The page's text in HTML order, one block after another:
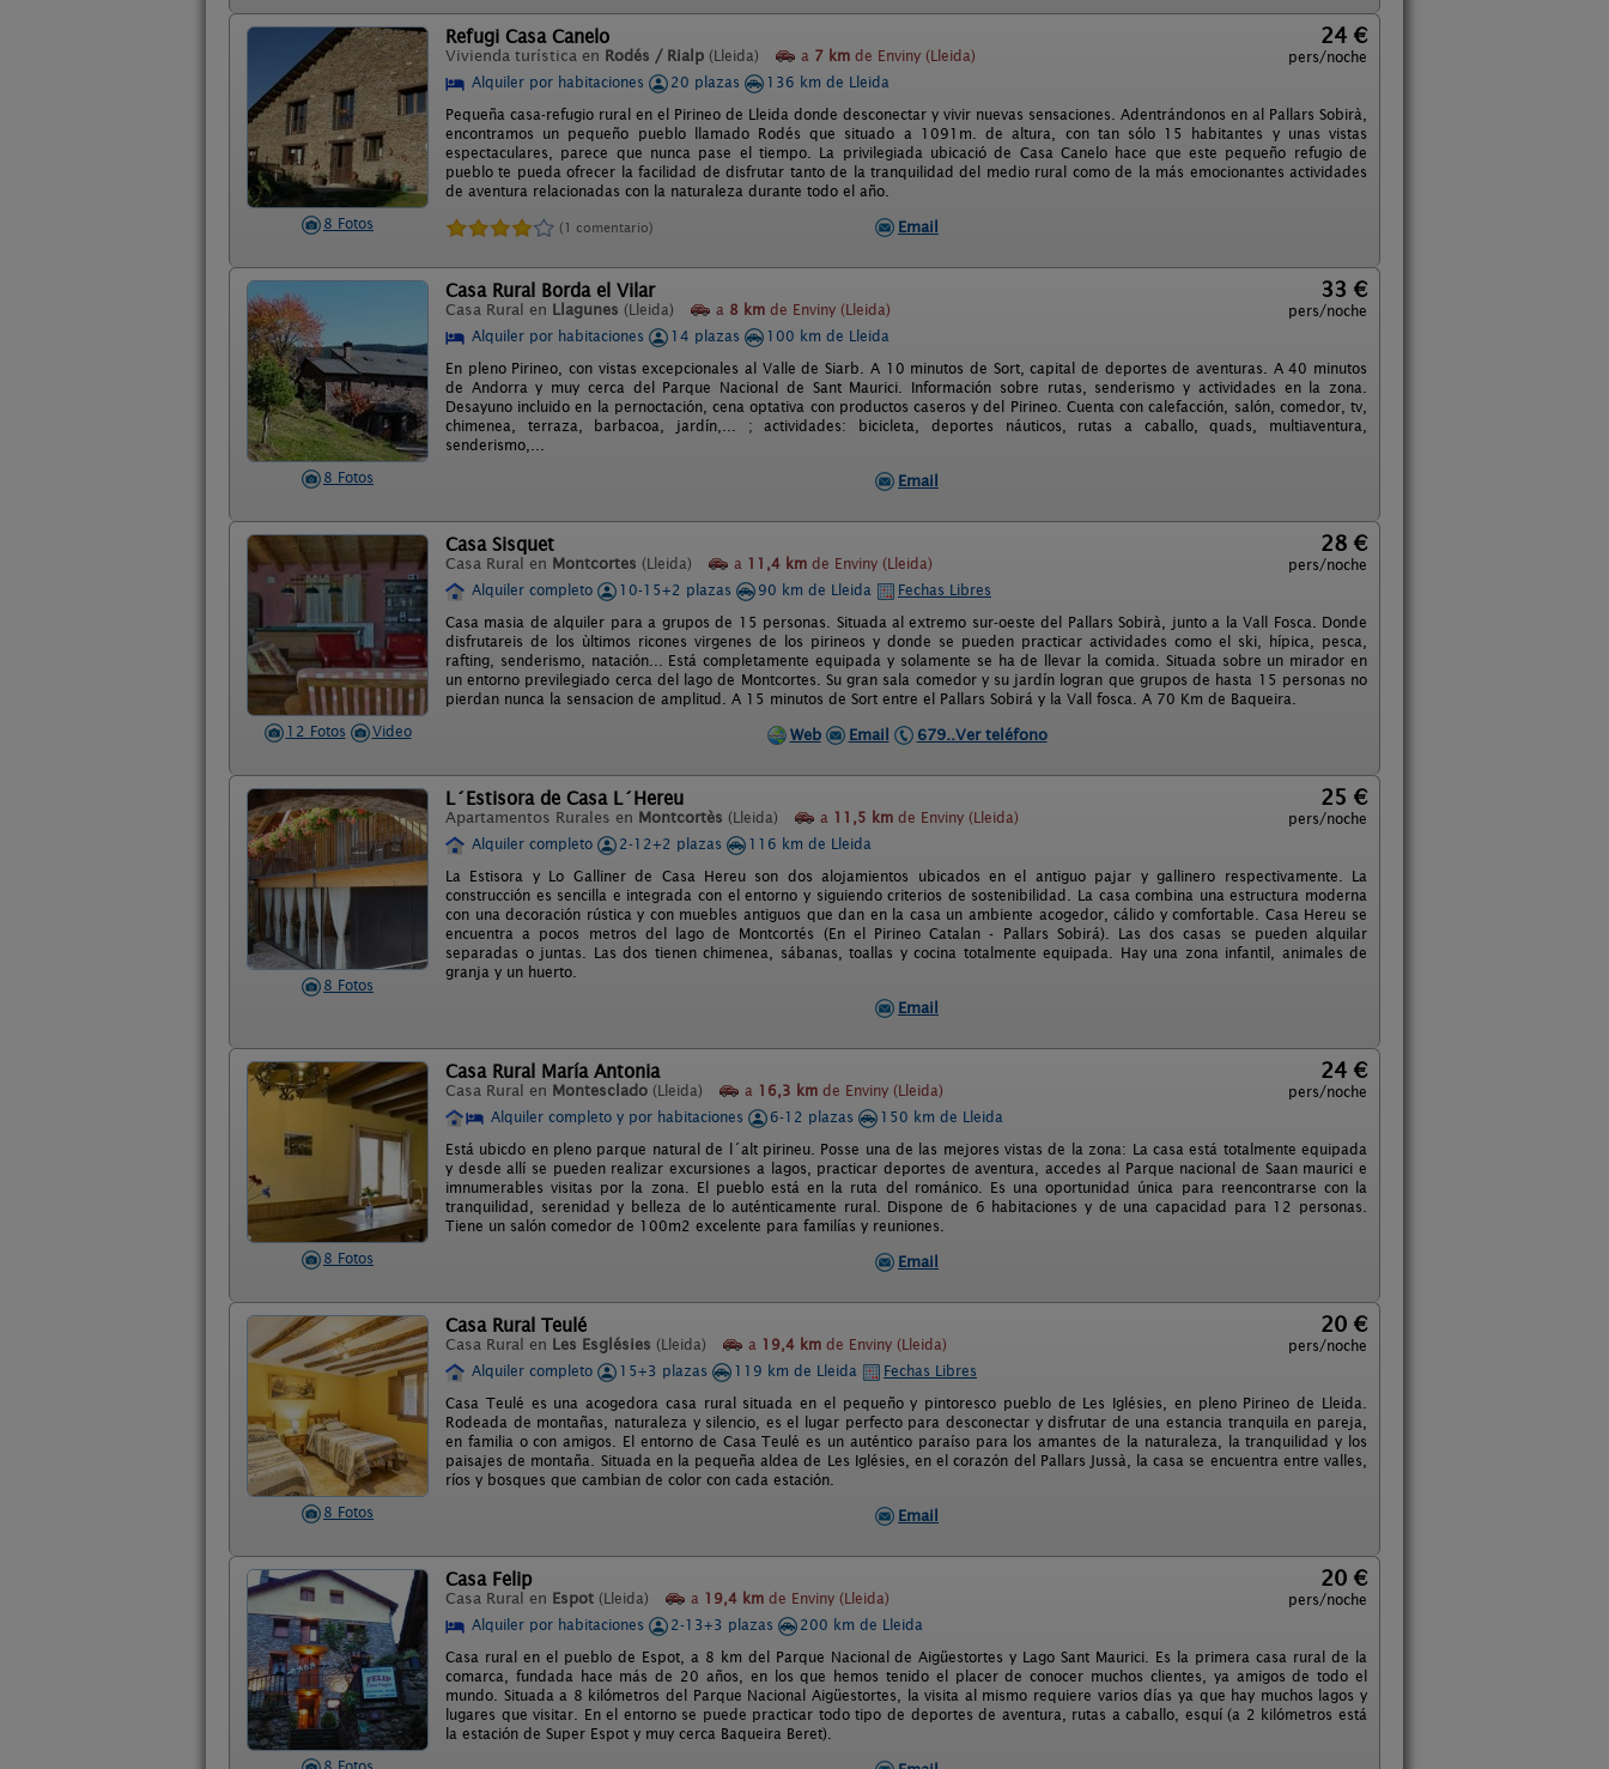
8 Fotos
Refugi Casa Canelo
Vivienda turística en Rodés / Rialp (Lleida) a 7 km de Enviny (Lleida)
24 €
pers/noche
Alquiler por habitaciones
20 plazas
136 km de Lleida
Pequeña casa-refugio rural en el Pirineo de Lleida donde desconectar y vivir nuevas sensaciones. Adentrándonos en al Pallars Sobirà,
encontramos un pequeño pueblo llamado Rodés que situado a 1091m. de altura, con tan sólo 15 habitantes y unas vistas
espectaculares, parece que nunca pase el tiempo. La privilegiada ubicació de Casa Canelo hace que este pequeño refugio de
pueblo te pueda ofrecer la facilidad de disfrutar tanto de la tranquilidad del medio rural como de la más emocionantes actividades
de aventura relacionadas con la naturaleza durante todo el año.
(1 comentario) Email
8 Fotos
Casa Rural Borda el Vilar
Casa Rural en Llagunes (Lleida) a 8 km de Enviny (Lleida)
33 €
pers/noche
Alquiler por habitaciones
14 plazas
100 km de Lleida
En pleno Pirineo, con vistas excepcionales al Valle de Siarb. A 10 minutos de Sort, capital de deportes de aventuras. A 40 minutos
de Andorra y muy cerca del Parque Nacional de Sant Maurici. Información sobre rutas, senderismo y actividades en la zona.
Desayuno incluido en la pernoctación, cena optativa con productos caseros y del Pirineo. Cuenta con calefacción, salón, comedor, tv,
chimenea, terraza, barbacoa, jardín,... ; actividades: bicicleta, deportes náuticos, rutas a caballo, quads, multiaventura,
senderismo,...
Email
12 Fotos Video
Casa Sisquet
Casa Rural en Montcortes (Lleida) a 11,4 km de Enviny (Lleida)
28 €
pers/noche
Alquiler completo
10-15+2 plazas 90 km de Lleida
Fechas Libres
Casa masia de alquiler para a grupos de 15 personas. Situada al extremo sur-oeste del Pallars Sobirà, junto a la Vall Fosca. Donde
disfrutareis de los ùltimos ricones virgenes de los pirineos y donde se pueden practicar actividades como el ski, hípica, pesca,
rafting, senderismo, natación... Está completamente equipada y solamente se ha de llevar la comida. Situada sobre un mirador en
un entorno previlegiado cerca del lago de Montcortes. Su gran sala comedor y su jardín logran que grupos de hasta 15 personas no
pierdan nunca la sensacion de amplitud. A 15 minutos de Sort entre el Pallars Sobirá y la Vall fosca. A 70 Km de Baqueira.
Web
Email 679..Ver teléfono
8 Fotos
L´Estisora de Casa L´Hereu
Apartamentos Rurales en Montcortès (Lleida) a 11,5 km de Enviny (Lleida)
25 €
pers/noche
Alquiler completo
2-12+2 plazas
116 km de Lleida
La Estisora y Lo Galliner de Casa Hereu son dos alojamientos ubicados en el antiguo pajar y gallinero respectivamente. La
construcción es sencilla e integrada con el entorno y siguiendo criterios de sostenibilidad. La casa combina una estructura moderna
con una decoración rústica y con muebles antiguos que dan en la casa un ambiente acogedor, cálido y comfortable. Casa Hereu se
encuentra a pocos metros del lago de Montcortés (En el Pirineo Catalan - Pallars Sobirá). Las dos casas se pueden alquilar
separadas o juntas. Las dos tienen chimenea, sábanas, toallas y cocina totalmente equipada. Hay una zona infantil, animales de
granja y un huerto.
Email
8 Fotos
Casa Rural María Antonia
Casa Rural en Montesclado (Lleida) a 16,3 km de Enviny (Lleida)
24 €
pers/noche
Alquiler completo y por habitaciones
6-12 plazas
150 km de Lleida
Está ubicdo en pleno parque natural de l´alt pirineu. Posse una de las mejores vistas de la zona: La casa está totalmente equipada
y desde allí se pueden realizar excursiones a lagos, practicar deportes de aventura, accedes al Parque nacional de Saan maurici e
imnumerables visitas por la zona. El pueblo está en la ruta del románico. Es una oportunidad única para reencontrarse con la
tranquilidad, serenidad y belleza de lo auténticamente rural. Dispone de 6 habitaciones y de una capacidad para 12 personas.
Tiene un salón comedor de 100m2 excelente para familías y reuniones.
Email
8 Fotos
Casa Rural Teulé
Casa Rural en Les Esglésies (Lleida) a 19,4 km de Enviny (Lleida)
20 €
pers/noche
Alquiler completo
15+3 plazas 119 km de Lleida
Fechas Libres
Casa Teulé es una acogedora casa rural situada en el pequeño y pintoresco pueblo de Les Iglésies, en pleno Pirineo de Lleida.
Rodeada de montañas, naturaleza y silencio, es el lugar perfecto para desconectar y disfrutar de una estancia tranquila en pareja,
en familia o con amigos. El entorno de Casa Teulé es un auténtico paraíso para los amantes de la naturaleza, la tranquilidad y los
paisajes de montaña. Situada en la pequeña aldea de Les Iglésies, en el corazón del Pallars Jussà, la casa se encuentra entre valles,
ríos y bosques que cambian de color con cada estación.
Email
Casa Felip
Casa Rural en Espot (Lleida) a 19,4 km de Enviny (Lleida)
20 €
pers/noche
Alquiler por habitaciones
2-13+3 plazas
200 km de Lleida
Casa rural en el pueblo de Espot, a 8 km del Parque Nacional de Aigüestortes y Lago Sant Maurici. Es la primera casa rural de la
comarca, fundada hace más de 20 años, en los que hemos tenido el placer de conocer muchos clientes, ya amigos de todo el
mundo. Situada a 8 kilómetros del Parque Nacional Aigüestortes, la visita al mismo requiere varios días ya que hay muchos lagos y
lugares que visitar. En el entorno se puede practicar todo tipo de deportes de aventura, rutas a caballo, esquí (a 2 kilómetros está
la estación de Super Espot y muy cerca Baqueira Beret).